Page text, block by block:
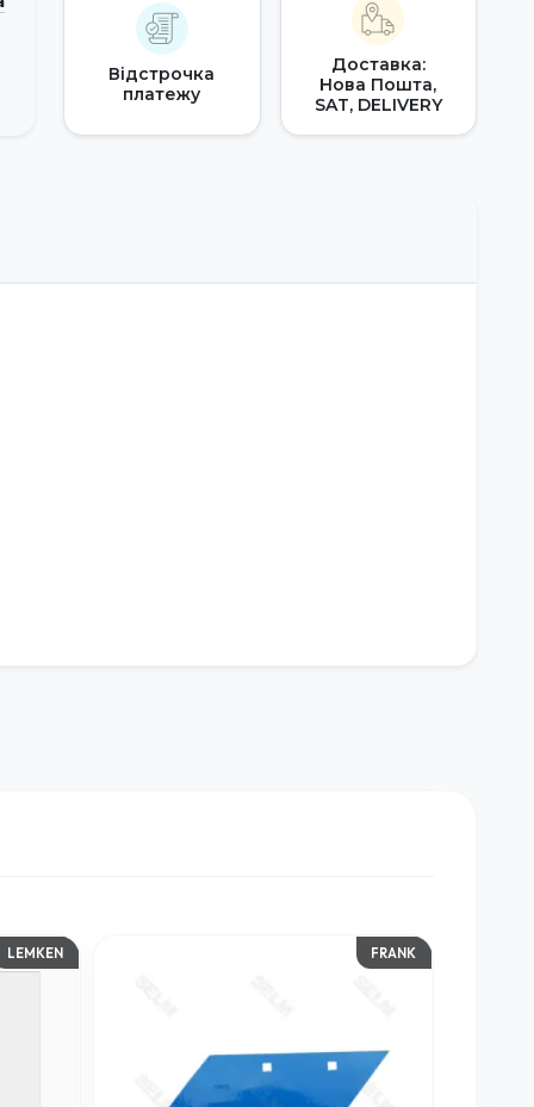
Відстрочка
платежу
Доставка:
Нова Пошта,
SAT, DELIVERY
LEMKEN FRANK